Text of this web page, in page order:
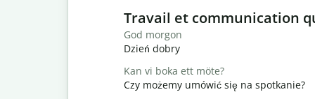
Slide 1 of 6
Travail et communication
God morgon
Dzień dobry
Kan vi boka ett möte?
Czy możemy umówić się na spotkanie?